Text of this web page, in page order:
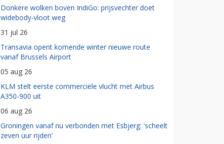
Donkere wolken boven IndiGo: prijsvechter doet
widebody-vloot weg
31 jul 26
Transavia opent komende winter nieuwe route
vanaf Brussels Airport
05 aug 26
KLM stelt eerste commerciële vlucht met Airbus
A350-900 uit
06 aug 26
Groningen vanaf nu verbonden met Esbjerg: 'scheelt
zeven uur rijden'